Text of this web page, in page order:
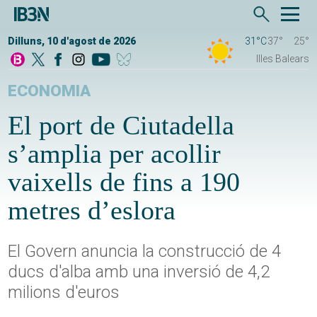
Dilluns, 10 d'agost de 2026 31°C37°
25°
Illes Balears
ECONOMIA
El port de Ciutadella
s’amplia per acollir
vaixells de fins a 190
metres d’eslora
El Govern anuncia la construcció de 4
ducs d'alba amb una inversió de 4,2
milions d'euros